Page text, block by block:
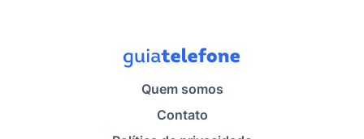
Quem somos
Contato